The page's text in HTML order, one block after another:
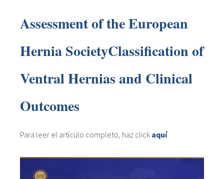
Assessment of the European
Hernia SocietyClassification of
Ventral Hernias and Clinical
Outcomes
Para leer el artículo completo, haz click aquí